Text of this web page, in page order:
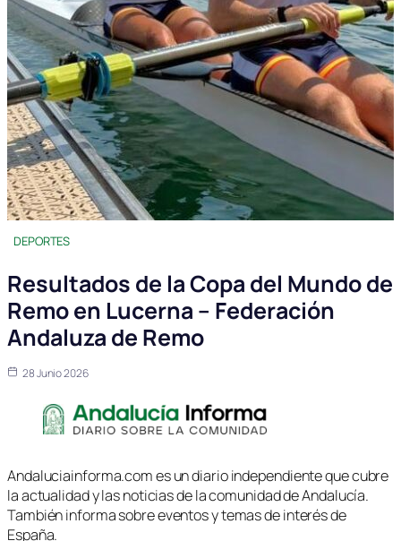
DEPORTES
Resultados de la Copa del Mundo de
Remo en Lucerna – Federación
Andaluza de Remo
28 Junio 2026
Andaluciainforma.com es un diario independiente que cubre
la actualidad y las noticias de la comunidad de Andalucía.
También informa sobre eventos y temas de interés de
España.